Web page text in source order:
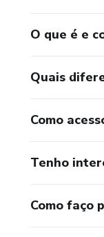
O que é e
Quais
Como
Tenho
Como faço